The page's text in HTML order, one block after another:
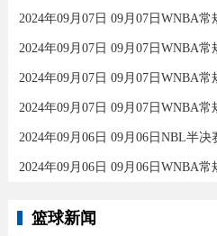
篮球新闻